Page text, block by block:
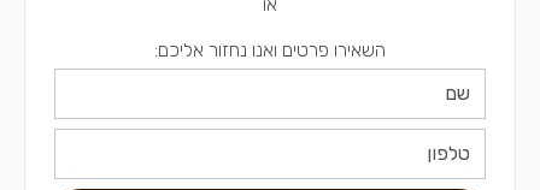
השאירו פרטים ואנו נחזור אליכם: